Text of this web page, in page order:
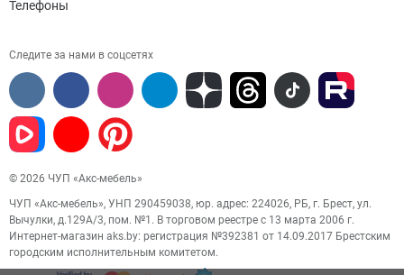
Телефоны
Следите за нами в соцсетях
© 2026 ЧУП «Акс-мебель»
ЧУП «Акс-мебель», УНП 290459038, юр. адрес: 224026, РБ, г. Брест, ул.
Вычулки, д.129А/3, пом. №1. В торговом реестре с 13 марта 2006 г.
Интернет-магазин aks.by: регистрация №392381 от 14.09.2017 Брестским
городским исполнительным комитетом.